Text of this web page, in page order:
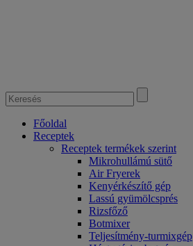
Főoldal
Receptek
Receptek termékek szerint
Mikrohullámú sütő
Air Fryerek
Kenyérkészítő gép
Lassú gyümölcsprés
Rizsfőző
Botmixer
Teljesítmény-turmixgép